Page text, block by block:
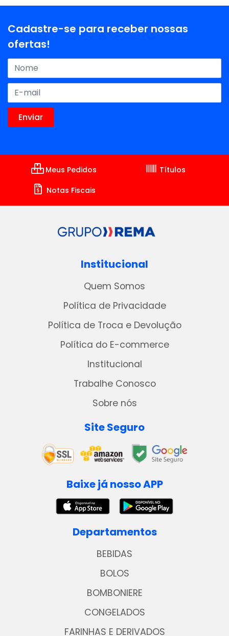
Cadastre-se para receber nossas
ofertas!
Meus Pedidos
Títulos
Notas Fiscais
Institucional
Quem Somos
Política de Privacidade
Política de Troca e Devolução
Política do E-commerce
Institucional
Trabalhe Conosco
Sobre nós
Site Seguro
Baixe já nosso APP
Departamentos
BEBIDAS
BOLOS
BOMBONIERE
CONGELADOS
FARINHAS E DERIVADOS